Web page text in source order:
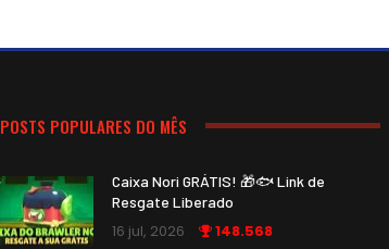
POSTS POPULARES DO MÊS
Caixa Nori GRÁTIS! 🎁🐟 Link de
Resgate Liberado
16 jul, 2026 148.568